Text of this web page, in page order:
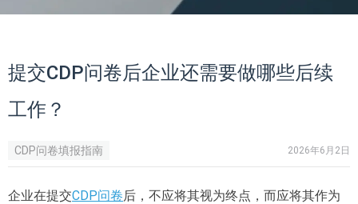
提交CDP问卷后企业还需要做哪些后续
工作？
CDP问卷填报指南 2026年6月2日
企业在提交CDP问卷后，不应将其视为终点，而应将其作为